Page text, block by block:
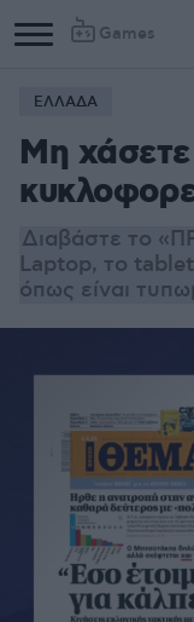
Games
ΕΛΛΑΔΑ
Μη
Διαβάστε το
Laptop, το
όπως είναι